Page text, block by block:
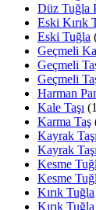
Düz Tuğla
Eski Kırık
Eski Tuğla
Geçmeli
Geçmeli
Geçmeli
Harman
Kale Taşı
Karma Taş
Kayrak Taşı
Kayrak
Kesme
Kesme
Kırık Tuğla
Kırık